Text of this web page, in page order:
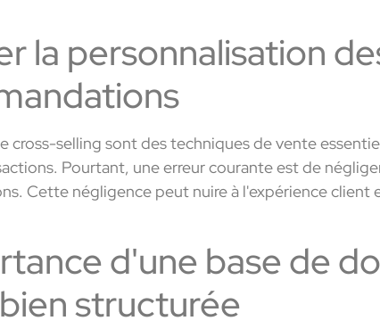
la personnalisation
cross-selling sont des techniques de vente
Pourtant, une erreur courante est de
Cette négligence peut nuire à l'expérience client
d'une base de
structurée